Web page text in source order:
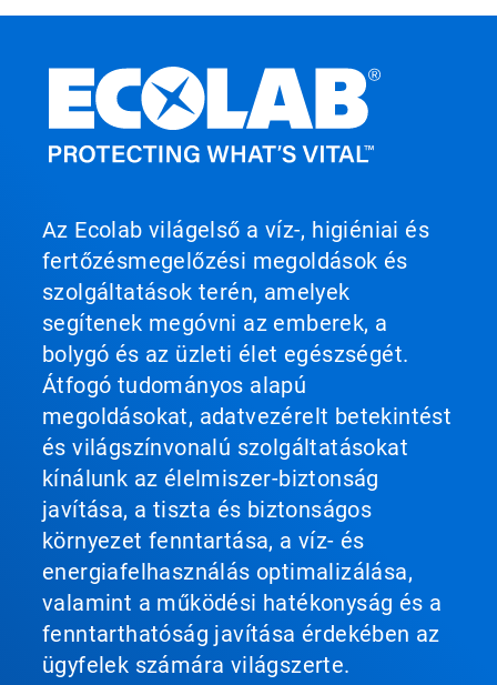
Az Ecolab világelső a víz-, higiéniai és
fertőzésmegelőzési megoldások és
szolgáltatások terén, amelyek
segítenek megóvni az emberek, a
bolygó és az üzleti élet egészségét.
Átfogó tudományos alapú
megoldásokat, adatvezérelt betekintést
és világszínvonalú szolgáltatásokat
kínálunk az élelmiszer-biztonság
javítása, a tiszta és biztonságos
környezet fenntartása, a víz- és
energiafelhasználás optimalizálása,
valamint a működési hatékonyság és a
fenntarthatóság javítása érdekében az
ügyfelek számára világszerte.